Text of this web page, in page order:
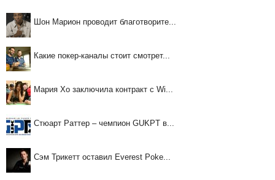
Шон Марион проводит благотворите...
Какие покер-каналы стоит смотрет...
Мария Хо заключила контракт с Wi...
Стюарт Раттер – чемпион GUKPT в...
Сэм Трикетт оставил Everest Poke...